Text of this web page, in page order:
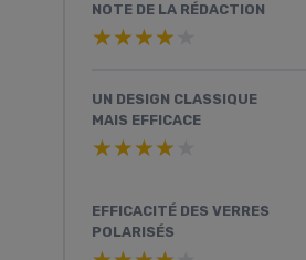
NOTE DE LA RÉDACTION
★★★★★
★★★★★
UN DESIGN CLASSIQUE
MAIS EFFICACE
★★★★★
★★★★★
EFFICACITÉ DES VERRES
POLARISÉS